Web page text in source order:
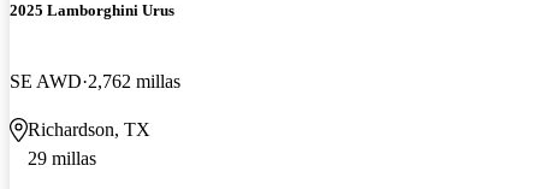
2025 Lamborghini Urus
SE AWD 2,762 millas
Richardson, TX
29 millas